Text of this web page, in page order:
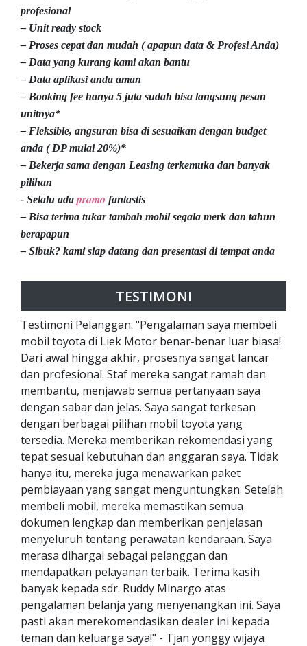
profesional
– Unit ready stock
– Proses cepat dan mudah ( apapun data & Profesi Anda)
– Data yang kurang kami akan bantu
– Data aplikasi anda aman
– Booking fee hanya 5 juta sudah bisa langsung pesan
unitnya*
– Fleksible, angsuran bisa di sesuaikan dengan budget
anda ( DP mulai 20%)*
– Bekerja sama dengan Leasing terkemuka dan banyak
pilihan
- Selalu ada promo fantastis
– Bisa terima tukar tambah mobil segala merk dan tahun
berapapun
– Sibuk? kami siap datang dan presentasi di tempat anda
TESTIMONI
Testimoni Pelanggan: "Pengalaman saya membeli
mobil toyota di Liek Motor benar-benar luar biasa!
Dari awal hingga akhir, prosesnya sangat lancar
dan profesional. Staf mereka sangat ramah dan
membantu, menjawab semua pertanyaan saya
dengan sabar dan jelas. Saya sangat terkesan
dengan berbagai pilihan mobil toyota yang
tersedia. Mereka memberikan rekomendasi yang
tepat sesuai kebutuhan dan anggaran saya. Tidak
hanya itu, mereka juga menawarkan paket
pembiayaan yang sangat menguntungkan. Setelah
membeli mobil, mereka memastikan semua
dokumen lengkap dan memberikan penjelasan
menyeluruh tentang perawatan kendaraan. Saya
merasa dihargai sebagai pelanggan dan
mendapatkan pelayanan terbaik. Terima kasih
banyak kepada sdr. Ruddy Minargo atas
pengalaman belanja yang menyenangkan ini. Saya
pasti akan merekomendasikan dealer ini kepada
teman dan keluarga saya!" - Tjan yonggy wijaya